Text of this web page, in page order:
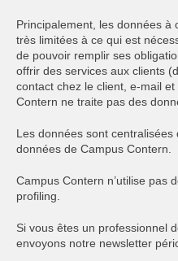
Principalement, les données
très limitées à ce qui est
de pouvoir remplir ses
offrir des services aux clients
contact chez le client, e-mail
Contern ne traite pas des
Les données sont
données de Campus Contern.
Campus Contern n’utilise pas
profiling.
Si vous êtes un professionnel
envoyons notre newsletter